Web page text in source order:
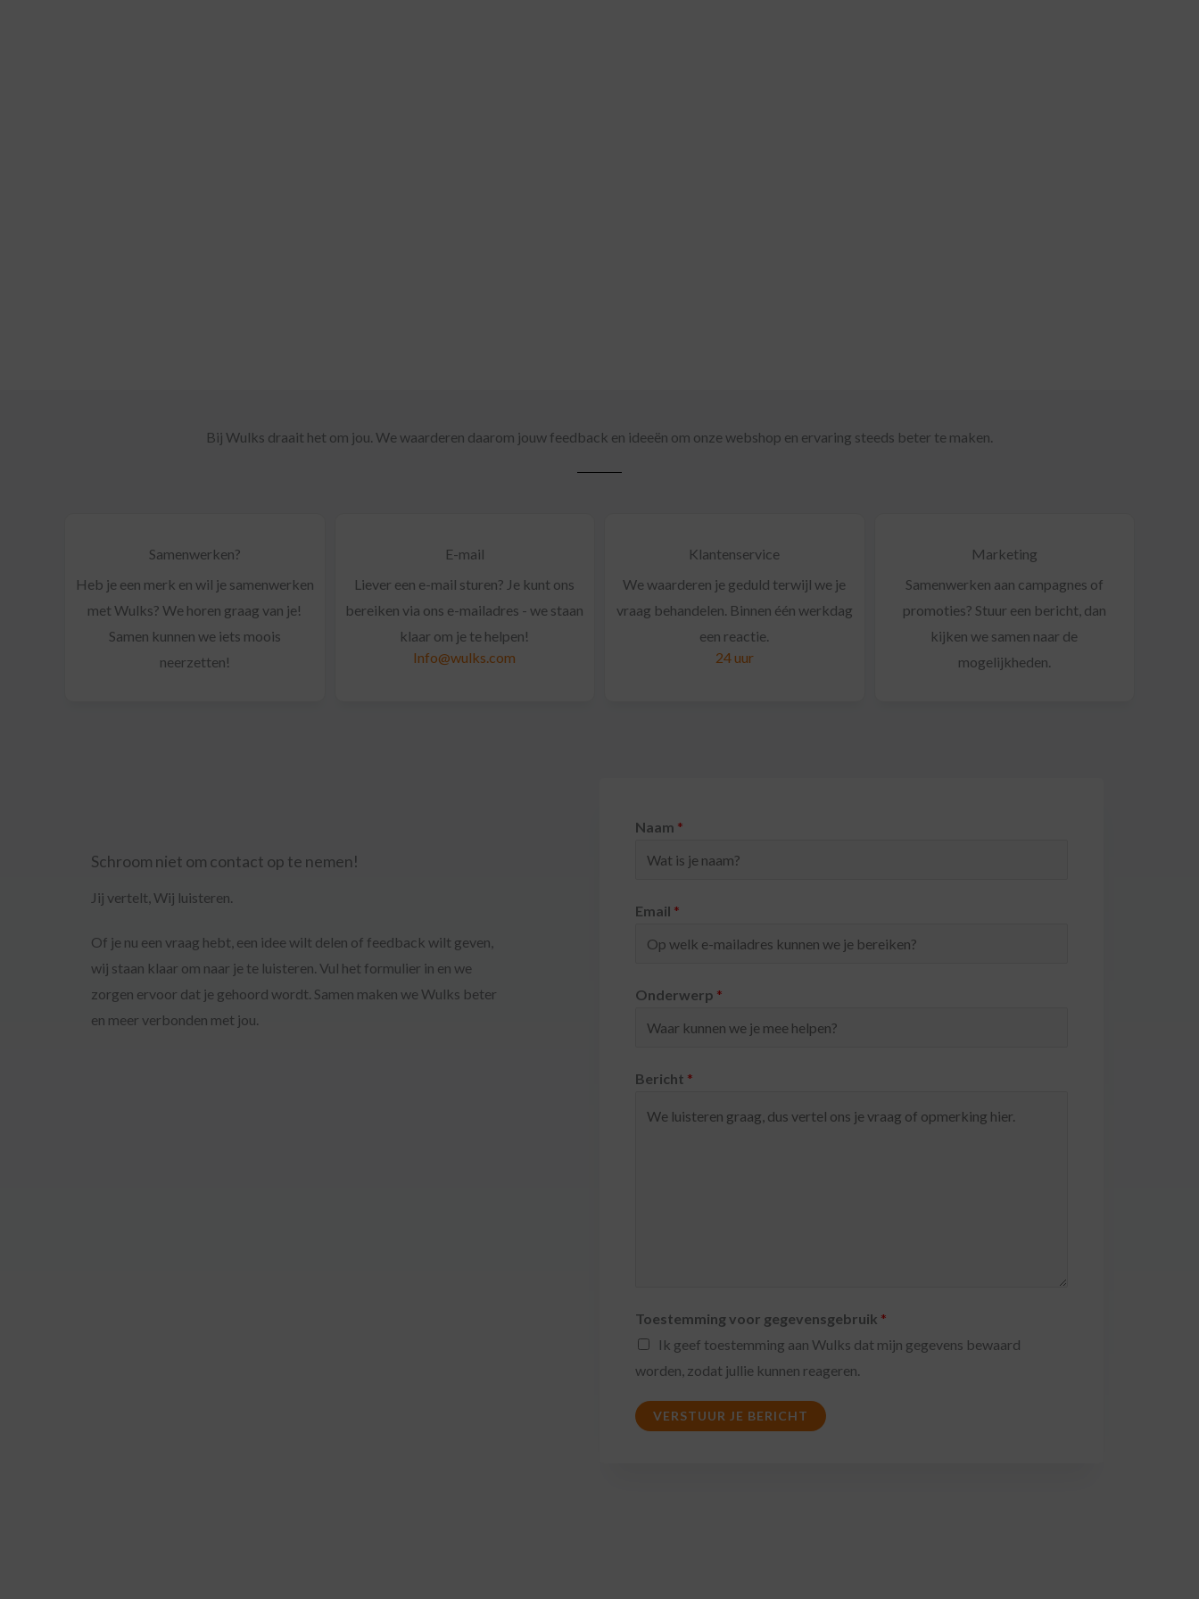
Bij Wulks draait het om jou. We waarderen daarom jouw feedback en ideeën om onze webshop en ervaring steeds beter te maken.
Samenwerken?
Heb je een merk en wil je samenwerken
met Wulks? We horen graag van je!
Samen kunnen we iets moois
neerzetten!
E-mail
Liever een e-mail sturen? Je kunt ons
bereiken via ons e-mailadres - we staan
klaar om je te helpen!
Info@wulks.com
Klantenservice
We waarderen je geduld terwijl we je
vraag behandelen. Binnen één werkdag
een reactie.
24 uur
Marketing
Samenwerken aan campagnes of
promoties? Stuur een bericht, dan
kijken we samen naar de
mogelijkheden.
Schroom niet om contact op te nemen!
Jij vertelt, Wij luisteren.
Of je nu een vraag hebt, een idee wilt delen of feedback wilt geven,
wij staan klaar om naar je te luisteren. Vul het formulier in en we
zorgen ervoor dat je gehoord wordt. Samen maken we Wulks beter
en meer verbonden met jou.
Naam *
Email *
Onderwerp *
Bericht *
Toestemming voor gegevensgebruik *
Ik geef toestemming aan Wulks dat mijn gegevens bewaard
worden, zodat jullie kunnen reageren.
VERSTUUR JE BERICHT